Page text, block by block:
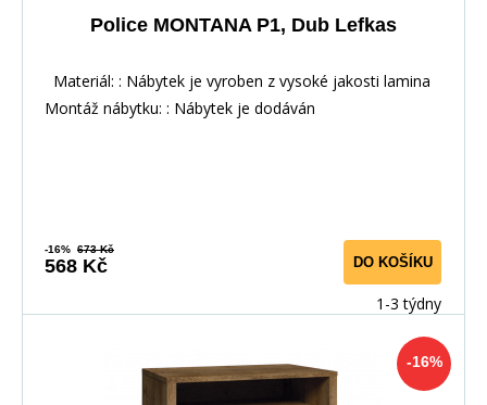
Police MONTANA P1, Dub Lefkas
Materiál: : Nábytek je vyroben z vysoké jakosti lamina
Montáž nábytku: : Nábytek je dodáván
-16% 673 Kč
568 Kč DO KOŠÍKU
1-3 týdny
-16%